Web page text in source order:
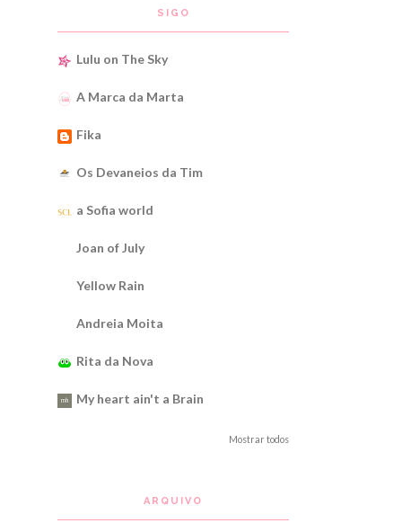
SIGO
Lulu on The Sky
A Marca da Marta
Fika
Os Devaneios da Tim
a Sofia world
Joan of July
Yellow Rain
Andreia Moita
Rita da Nova
My heart ain't a Brain
Mostrar todos
ARQUIVO